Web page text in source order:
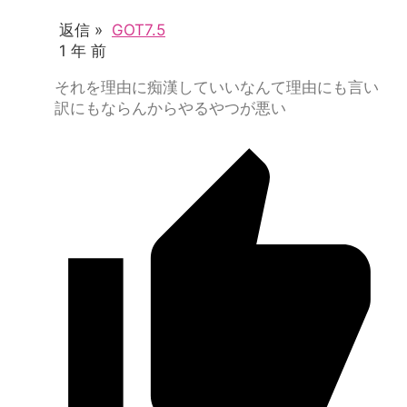
返信 » GOT7.5
1 年 前
それを理由に痴漢していいなんて理由にも言い
訳にもならんからやるやつが悪い